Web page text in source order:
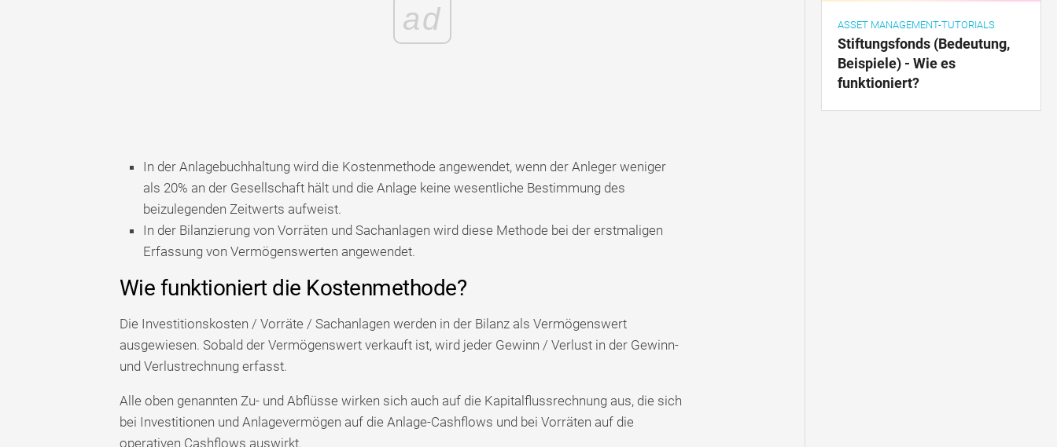
ad
In der Anlagebuchhaltung wird die Kostenmethode angewendet, wenn der Anleger weniger
als 20% an der Gesellschaft hält und die Anlage keine wesentliche Bestimmung des
beizulegenden Zeitwerts aufweist.
In der Bilanzierung von Vorräten und Sachanlagen wird diese Methode bei der erstmaligen
Erfassung von Vermögenswerten angewendet.
Wie funktioniert die Kostenmethode?
Die Investitionskosten / Vorräte / Sachanlagen werden in der Bilanz als Vermögenswert
ausgewiesen. Sobald der Vermögenswert verkauft ist, wird jeder Gewinn / Verlust in der Gewinn-
und Verlustrechnung erfasst.
Alle oben genannten Zu- und Abflüsse wirken sich auch auf die Kapitalflussrechnung aus, die sich
bei Investitionen und Anlagevermögen auf die Anlage-Cashflows und bei Vorräten auf die
operativen Cashflows auswirkt.
ASSET MANAGEMENT-TUTORIALS
Stiftungsfonds (Bedeutung,
Beispiele) - Wie es
funktioniert?